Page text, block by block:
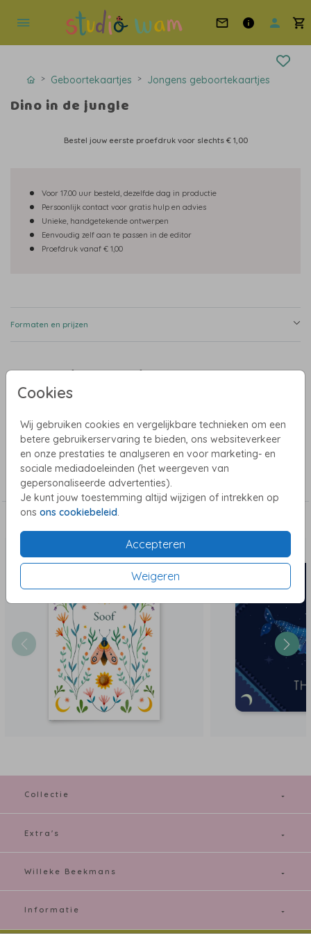
Cookies
Wij gebruiken cookies en vergelijkbare technieken om een
betere gebruikerservaring te bieden, ons websiteverkeer
en onze prestaties te analyseren en voor marketing- en
sociale mediadoeleinden (het weergeven van
gepersonaliseerde advertenties).
Je kunt jouw toestemming altijd wijzigen of intrekken op
ons ons cookiebeleid.
Accepteren
Weigeren
Geboortekaartjes Jongens geboortekaartjes
Dino in de jungle
Bestel jouw eerste proefdruk voor slechts € 1,00
Voor 17.00 uur besteld, dezelfde dag in productie
Persoonlijk contact voor gratis hulp en advies
Unieke, handgetekende ontwerpen
Eenvoudig zelf aan te passen in de editor
Proefdruk vanaf € 1,00
Formaten en prijzen
Productinformatie
Geboortekaartje met een dinosaurus in de jungle. Mooie groene aquarel
plantjes.
Collectie
Jongens geboortekaartjes
Dit vind je misschien ook leuk
Collectie
Extra's
Willeke Beekmans
Informatie